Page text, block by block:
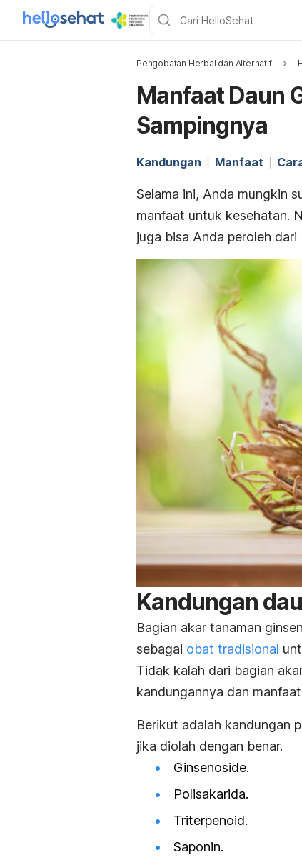
Pengobatan Herbal dan Alternatif
Manfaat Daun
Sampingnya
Kandungan Manfaat
Selama ini, Anda mungkin
manfaat untuk kesehatan.
juga bisa Anda peroleh
Kandungan
Bagian akar tanaman
sebagai obat tradisional
Tidak kalah dari bagian
kandungannya dan
Berikut adalah kandungan
jika diolah dengan benar.
Ginsenoside.
Polisakarida.
Triterpenoid.
Saponin.